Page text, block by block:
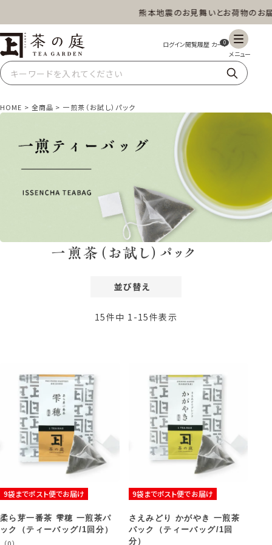
熊本地震のお見舞いとお荷物のお届け
茶の庭オンラインショップ 0
ギフト 特上高級茶 深蒸し茶 水出し茶
業務用
HOME 全商品 一煎茶（お試し）パック
一煎茶（お試し）パック
並び替え
価格が高い順
15件中 1 -15件表示
9袋までポスト便でお届け
柔ら芽一番茶 雫穂 一煎茶パ
ック（ティーバッグ/1回分）
9袋までポスト便でお届け
さえみどり かがやき 一煎茶
パック（ティーバッグ/1回
分）